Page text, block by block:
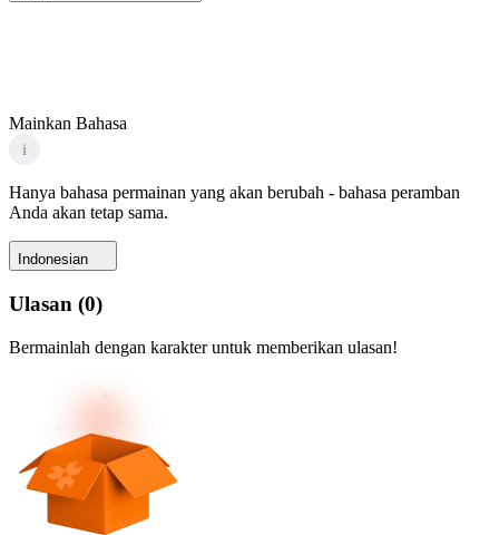
Mainkan Bahasa
i
Hanya bahasa permainan yang akan berubah - bahasa peramban
Anda akan tetap sama.
Indonesian
Ulasan (0)
Bermainlah dengan karakter untuk memberikan ulasan!